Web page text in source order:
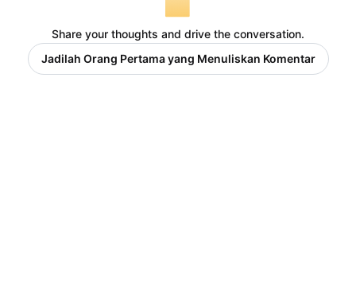
Share your thoughts and drive the conversation.
Jadilah Orang Pertama yang Menuliskan Komentar